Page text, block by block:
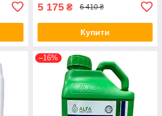
5 175 ₴ 6 410 ₴
Купити
–16%